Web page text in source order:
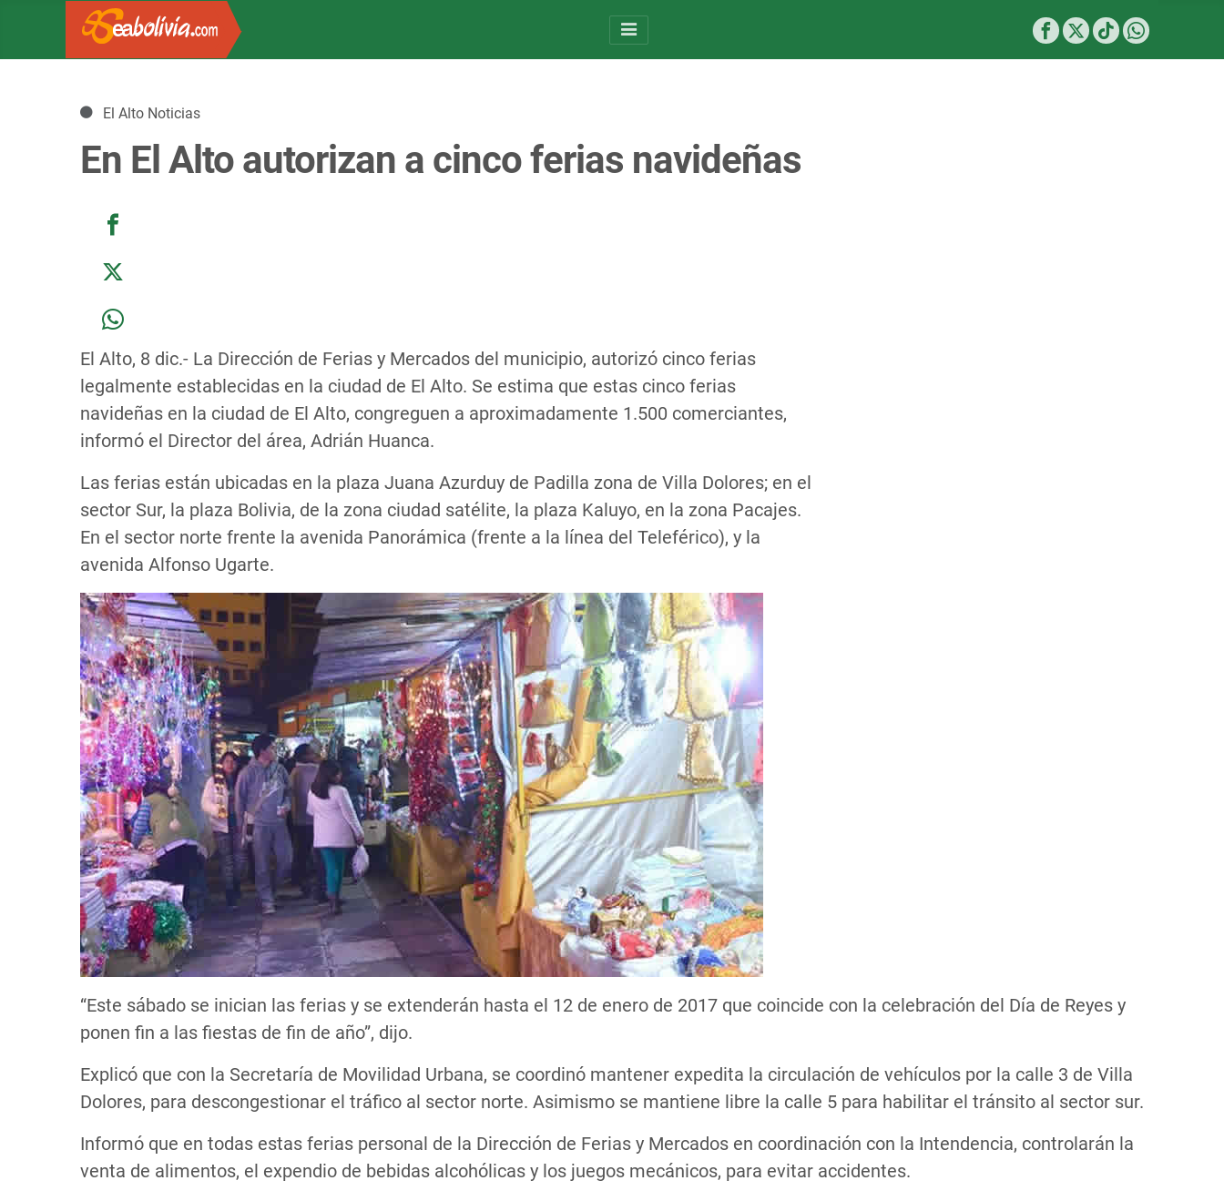
Detalles
El Alto Noticias
En El Alto autorizan a cinco ferias navideñas
El Alto, 8 dic.- La Dirección de Ferias y Mercados del municipio, autorizó cinco ferias
legalmente establecidas en la ciudad de El Alto. Se estima que estas cinco ferias
navideñas en la ciudad de El Alto, congreguen a aproximadamente 1.500 comerciantes,
informó el Director del área, Adrián Huanca.
Las ferias están ubicadas en la plaza Juana Azurduy de Padilla zona de Villa Dolores; en el
sector Sur, la plaza Bolivia, de la zona ciudad satélite, la plaza Kaluyo, en la zona Pacajes.
En el sector norte frente la avenida Panorámica (frente a la línea del Teleférico), y la
avenida Alfonso Ugarte.
“Este sábado se inician las ferias y se extenderán hasta el 12 de enero de 2017 que coincide con la celebración del Día de Reyes y
ponen fin a las fiestas de fin de año”, dijo.
Explicó que con la Secretaría de Movilidad Urbana, se coordinó mantener expedita la circulación de vehículos por la calle 3 de Villa
Dolores, para descongestionar el tráfico al sector norte. Asimismo se mantiene libre la calle 5 para habilitar el tránsito al sector sur.
Informó que en todas estas ferias personal de la Dirección de Ferias y Mercados en coordinación con la Intendencia, controlarán la
venta de alimentos, el expendio de bebidas alcohólicas y los juegos mecánicos, para evitar accidentes.